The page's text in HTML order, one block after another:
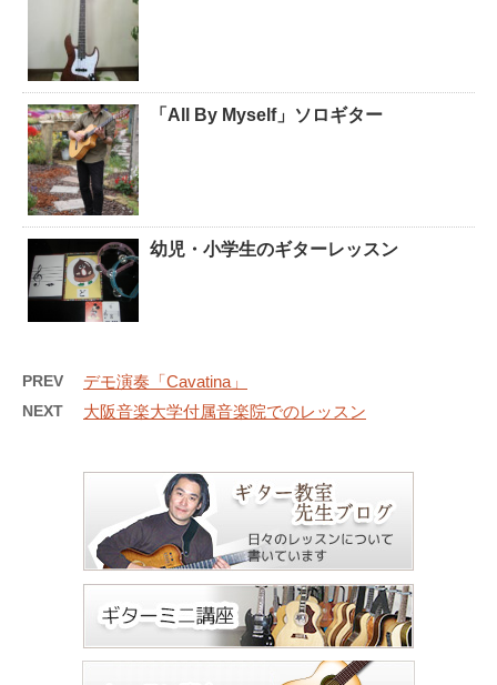
「All By Myself」ソロギター
幼児・小学生のギターレッスン
PREV デモ演奏「Cavatina」
NEXT 大阪音楽大学付属音楽院でのレッスン